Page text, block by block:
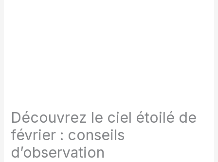
Découvrez le ciel étoilé de
février : conseils
d’observation